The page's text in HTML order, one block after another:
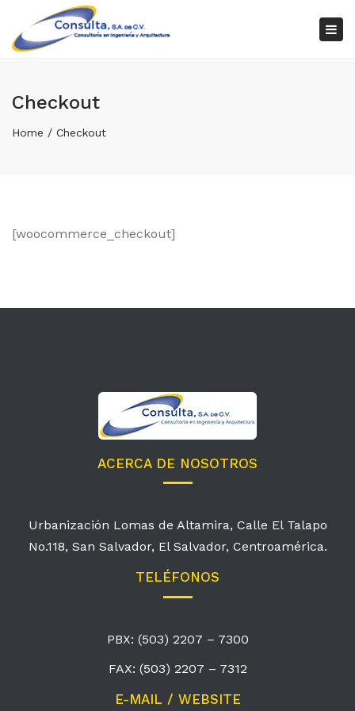
Checkout
Home Checkout
[woocommerce_checkout]
ACERCA DE NOSOTROS
Urbanización Lomas de Altamira, Calle El Talapo
No.118, San Salvador, El Salvador, Centroamérica.
TELÉFONOS
PBX: (503) 2207 – 7300
FAX: (503) 2207 – 7312
E-MAIL / WEBSITE